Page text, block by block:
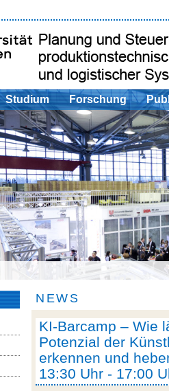
Studium Forschung
NEWS
KI-Barcamp – Wie
Potenzial der
erkennen und
13:30 Uhr - 17:00